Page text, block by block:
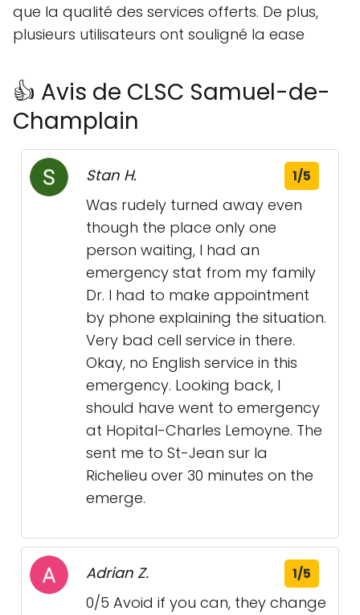
que la qualité des services offerts. De plus,
plusieurs utilisateurs ont souligné la ease
👍 Avis de CLSC Samuel-de-
Champlain
Stan H. 1/5
Was rudely turned away even
though the place only one
person waiting, I had an
emergency stat from my family
Dr. I had to make appointment
by phone explaining the situation.
Very bad cell service in there.
Okay, no English service in this
emergency. Looking back, I
should have went to emergency
at Hopital-Charles Lemoyne. The
sent me to St-Jean sur la
Richelieu over 30 minutes on the
emerge.
Adrian Z. 1/5
0/5 Avoid if you can, they change